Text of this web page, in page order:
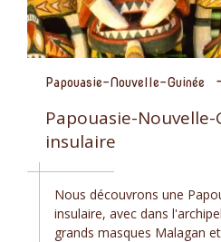
Papouasie-Nouvelle-Guinée
Papouasie-Nouvelle-
insulaire
Nous découvrons une
insulaire, avec dans
grands masques Malagan